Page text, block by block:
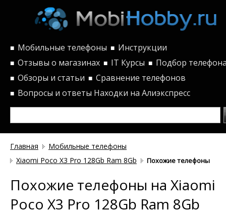
■ Мобильные телефоны ■ Инструкции
■ Отзывы о магазинах ■ IT Курсы ■ Подбор
■ Обзоры и статьи ■ Сравнение телефонов
■ Вопросы и ответы Находки на Алиэкспресс
Главная
Мобильные телефоны
Xiaomi Poco X3 Pro 128Gb Ram 8Gb
Похожие телефоны
Похожие телефоны на Xiaomi
Poco X3 Pro 128Gb Ram 8Gb